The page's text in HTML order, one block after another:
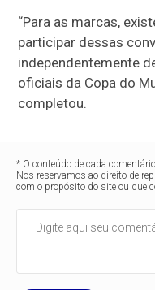
“Para as marcas,
participar dessas
independentemente
oficiais da Copa do
completou.
* O conteúdo de cada
Nos reservamos ao direito de
com o propósito do site ou que